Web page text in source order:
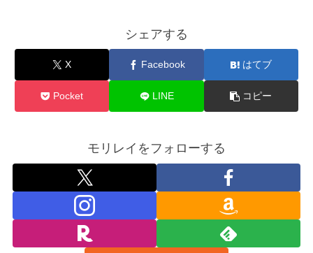
シェアする
X Facebook はてブ
Pocket LINE コピー
モリレイをフォローする